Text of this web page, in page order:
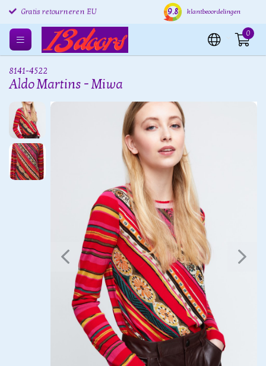
Gratis retourneren EU Verzending binnen 24 uur
9.8 klantbeoordelingen
0
8141-4522
Aldo Martins - Miwa